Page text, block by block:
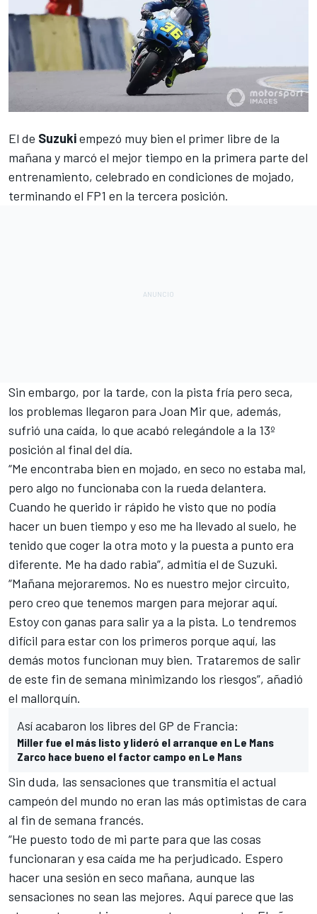
El de Suzukiempezó muy bien el primer libre de la
mañana y marcó el mejor tiempo en la primera parte del
entrenamiento, celebrado en condiciones de mojado,
terminando el FP1 en la tercera posición.
Sin embargo, por la tarde, con la pista fría pero seca,
los problemas llegaron para Joan Mirque, además,
sufrió una caída, lo que acabó relegándole a la 13º
posición al final del día.
“Me encontraba bien en mojado, en seco no estaba mal,
pero algo no funcionaba con la rueda delantera.
Cuando he querido ir rápido he visto que no podía
hacer un buen tiempo y eso me ha llevado al suelo, he
tenido que coger la otra moto y la puesta a punto era
diferente. Me ha dado rabia”, admitía el de Suzuki.
“Mañana mejoraremos. No es nuestro mejor circuito,
pero creo que tenemos margen para mejorar aquí.
Estoy con ganas para salir ya a la pista. Lo tendremos
difícil para estar con los primeros porque aquí, las
demás motos funcionan muy bien. Trataremos de salir
de este fin de semana minimizando los riesgos”, añadió
el mallorquín.
Así acabaron los libres del GP de Francia:
Miller fue el más listo y lideró el arranque en Le Mans
Zarco hace bueno el factor campo en Le Mans
Sin duda, las sensaciones que transmitía el actual
campeón del mundo no eran las más optimistas de cara
al fin de semana francés.
“He puesto todo de mi parte para que las cosas
funcionaran y esa caída me ha perjudicado. Espero
hacer una sesión en seco mañana, aunque las
sensaciones no sean las mejores. Aquí parece que las